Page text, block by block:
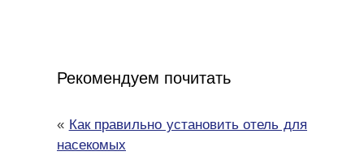
Рекомендуем почитать
« Как правильно установить отель для
насекомых